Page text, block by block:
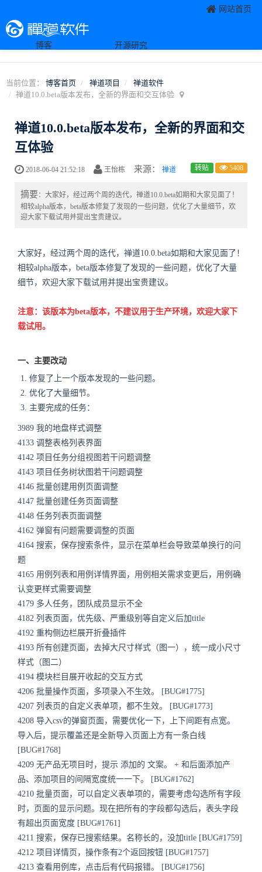
博客 开源研究
网站首页
当前位置： 博客首页 禅道项目
禅道软件
禅道10.0.beta版本发布，全新的界面和交互体验
禅道10.0.beta版本发布，全新的界面和交
互体验
2018-06-04 21:52:18 王怡栋 来源： 禅道 转贴 5408
摘要：大家好，经过两个周的迭代，禅道10.0.beta如期和大家见面了！
相较alpha版本，beta版本修复了发现的一些问题，优化了大量细节，欢
迎大家下载试用并提出宝贵建议。
大家好，经过两个周的迭代，禅道10.0.beta如期和大家见面了！
相较alpha版本，beta版本修复了发现的一些问题，优化了大量
细节，欢迎大家下载试用并提出宝贵建议。
注意：该版本为beta版本，不建议用于生产环境，欢迎大家下
载试用。
一、主要改动
修复了上一个版本发现的一些问题。
优化了大量细节。
主要完成的任务：
3989 我的地盘样式调整
4133 调整表格列表界面
4142 项目任务分组视图若干问题调整
4143 项目任务树状图若干问题调整
4146 批量创建用例页面调整
4147 批量创建任务页面调整
4148 任务列表页面调整
4162 弹窗有问题需要调整的页面
4164 搜索，保存搜索条件，显示在菜单栏会导致菜单换行的问
题
4165 用例列表和用例详情界面，用例相关需求变更后，用例确
认变更样式需要调整
4179 多人任务，团队成员显示不全
4182 列表页面，优先级、严重级别等自定义后加title
4192 重构侧边栏展开折叠插件
4193 所有创建页面，去掉大尺寸样式（图一），统一成小尺寸
样式（图二）
4194 模块栏目展开收起的交互方式
4206 批量操作页面，多项录入不生效。 [BUG#1775]
4207 列表页的自定义表单项，都不生效。 [BUG#1773]
4208 导入csv的弹窗页面，需要优化一下，上下间距有点宽。
导入后，提示覆盖还是全新导入页面上方有一条白线
[BUG#1768]
4209 无产品无项目时，提示 添加的 文案。 + 和后面添加产
品、添加项目的间隔宽度统一一下。 [BUG#1762]
4210 批量页面，可以自定义表单项的，需要考虑勾选所有字段
时，页面的显示问题。现在把所有的字段都勾选后，表头字段
有超出页面宽度 [BUG#1761]
4211 搜索，保存已搜索结果。名称长的，没加title [BUG#1759]
4212 项目详情页，操作条有2个返回按钮 [BUG#1757]
4213 查看用例库，点击后有代码报错。 [BUG#1756]